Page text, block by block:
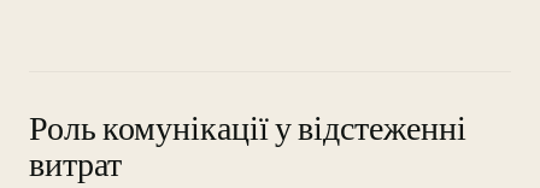
Роль комунікації у відстеженні
витрат